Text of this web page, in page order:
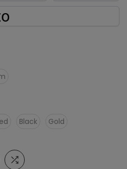
Black Gold